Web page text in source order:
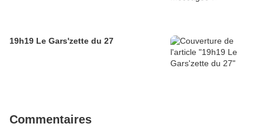
19h19 Le Gars'zette du 27
Commentaires